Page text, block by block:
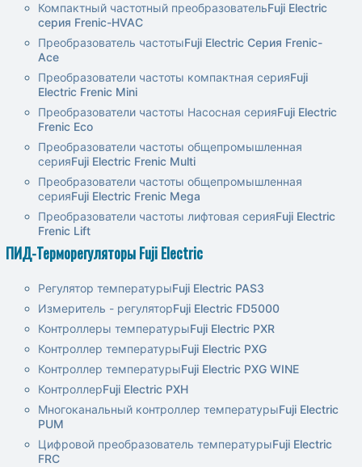
Компактный частотный преобразовательFuji Electric
серия Frenic-HVAC
Преобразователь частотыFuji Electric Серия Frenic-
Ace
Преобразователи частоты компактная серияFuji
Electric Frenic Mini
Преобразователи частоты Насосная серияFuji Electric
Frenic Eco
Преобразователи частоты общепромышленная
серияFuji Electric Frenic Multi
Преобразователи частоты общепромышленная
серияFuji Electric Frenic Mega
Преобразователи частоты лифтовая серияFuji Electric
Frenic Lift
ПИД-Терморегуляторы Fuji Electric
Регулятор температурыFuji Electric PAS3
Измеритель - регуляторFuji Electric FD5000
Контроллеры температурыFuji Electric PXR
Контроллер температурыFuji Electric PXG
Контроллер температурыFuji Electric PXG WINE
КонтроллерFuji Electric PXH
Многоканальный контроллер температурыFuji Electric
PUM
Цифровой преобразователь температурыFuji Electric
FRC